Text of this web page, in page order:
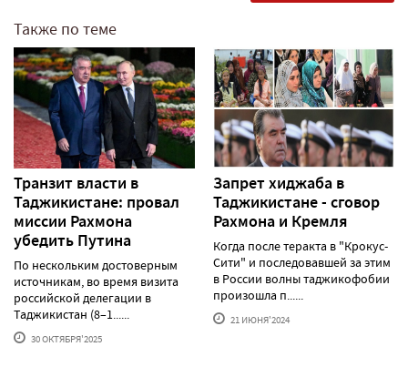
Также по теме
Транзит власти в
Таджикистане: провал
миссии Рахмона
убедить Путина
По нескольким достоверным
источникам, во время визита
российской делегации в
Таджикистан (8–1......
30 ОКТЯБРЯ'2025
Запрет хиджаба в
Таджикистане - сговор
Рахмона и Кремля
Когда после теракта в "Крокус-
Сити" и последовавшей за этим
в России волны таджикофобии
произошла п......
21 ИЮНЯ'2024